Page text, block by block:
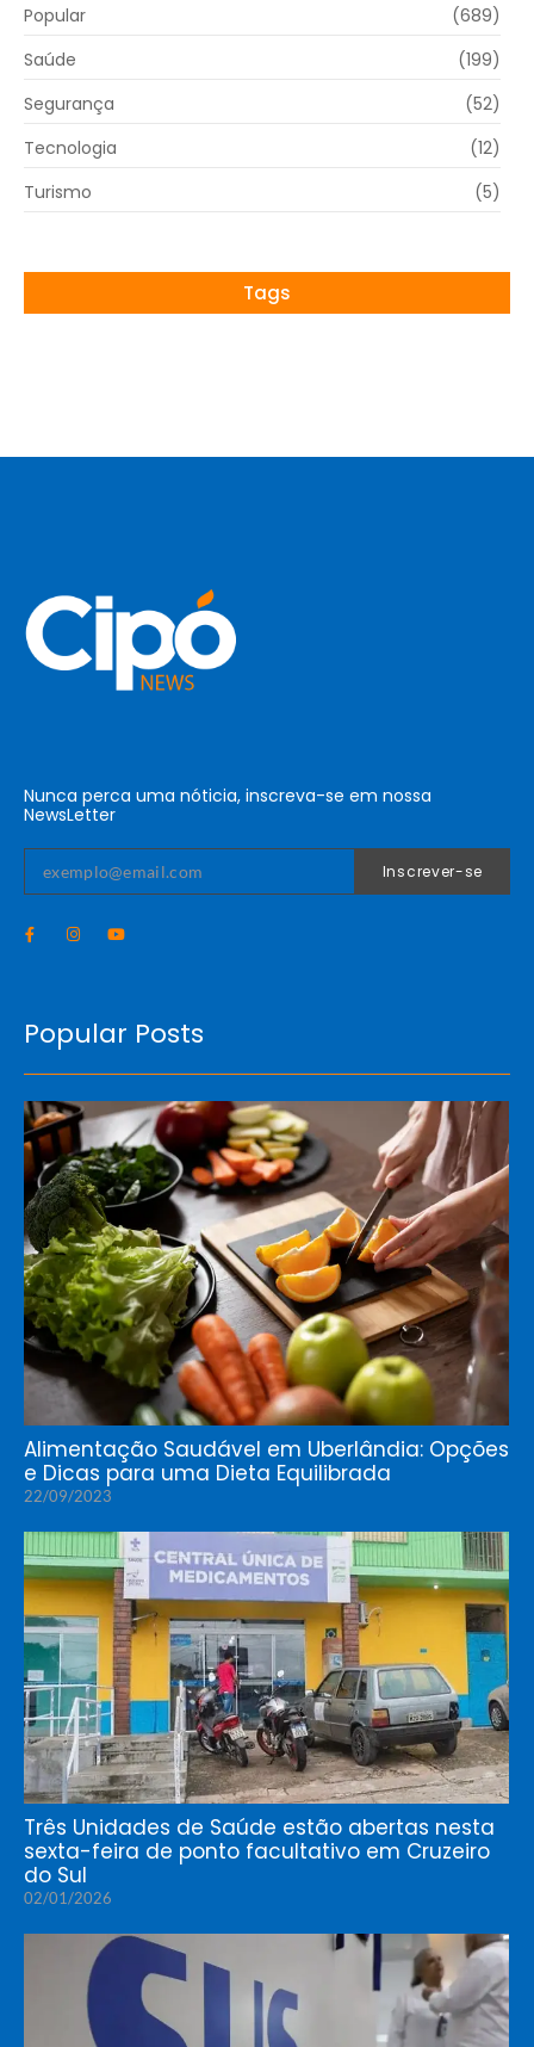
Popular
(689)
Saúde
(199)
Segurança
(52)
Tecnologia
(12)
Turismo
(5)
Tags
Nunca perca uma nóticia, inscreva-se em nossa
NewsLetter
Inscrever-se
Popular Posts
Alimentação Saudável em Uberlândia: Opções
e Dicas para uma Dieta Equilibrada
22/09/2023
Três Unidades de Saúde estão abertas nesta
sexta-feira de ponto facultativo em Cruzeiro
do Sul
02/01/2026